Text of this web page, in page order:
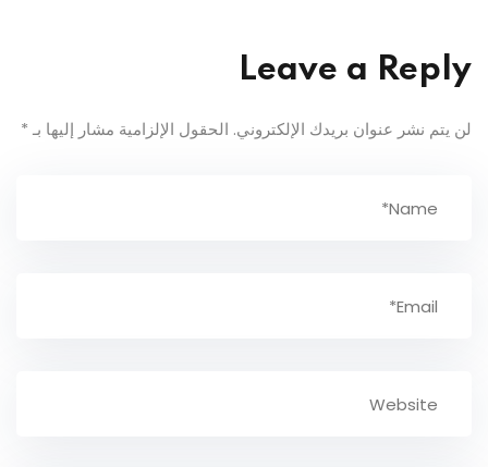
Leave a Reply
لن يتم نشر عنوان بريدك الإلكتروني. الحقول الإلزامية مشار إليها بـ *